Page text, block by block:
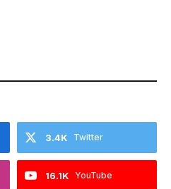
Twitter
3.4K
YouTube
16.1K